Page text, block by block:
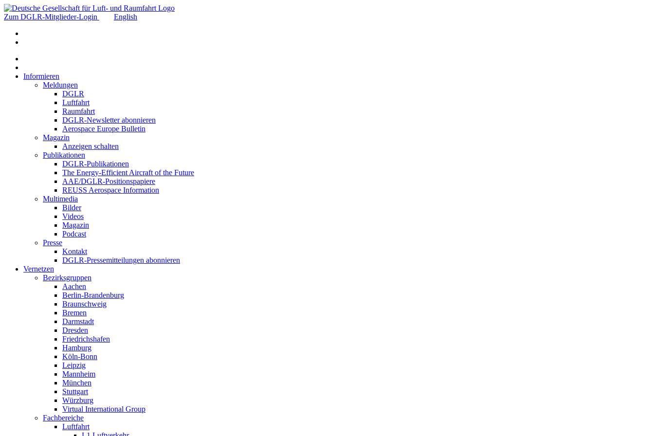
Zum DGLR-Mitglieder-Login English
Informieren
Meldungen
DGLR
Luftfahrt
Raumfahrt
DGLR-Newsletter abonnieren
Aerospace Europe Bulletin
Magazin
Anzeigen schalten
Publikationen
DGLR-Publikationen
The Energy-Efficient Aircraft of the Future
AAE/DGLR-Positionspapiere
REUSS Aerospace Information
Multimedia
Bilder
Videos
Magazin
Podcast
Presse
Kontakt
DGLR-Pressemitteilungen abonnieren
Vernetzen
Bezirksgruppen
Aachen
Berlin-Brandenburg
Braunschweig
Bremen
Darmstadt
Dresden
Friedrichshafen
Hamburg
Köln-Bonn
Leipzig
Mannheim
München
Stuttgart
Würzburg
Virtual International Group
Fachbereiche
Luftfahrt